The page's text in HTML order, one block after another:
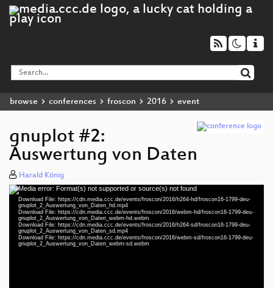
browse conferences froscon 2016 event
gnuplot #2:
Auswertung von Daten
Harald König
Video
Player
Media error: Format(s) not supported or source(s) not found
Download File: https://cdn.media.ccc.de/events/froscon/2016/h264-hd/froscon16-1799-deu-
gnuplot_2_Auswertung_von_Daten_hd.mp4
Download File: https://cdn.media.ccc.de/events/froscon/2016/webm-hd/froscon16-1799-deu-
gnuplot_2_Auswertung_von_Daten_webm-hd.webm
Download File: https://cdn.media.ccc.de/events/froscon/2016/h264-sd/froscon16-1799-deu-
gnuplot_2_Auswertung_von_Daten_sd.mp4
Download File: https://cdn.media.ccc.de/events/froscon/2016/webm-sd/froscon16-1799-deu-
gnuplot_2_Auswertung_von_Daten_webm-sd.webm